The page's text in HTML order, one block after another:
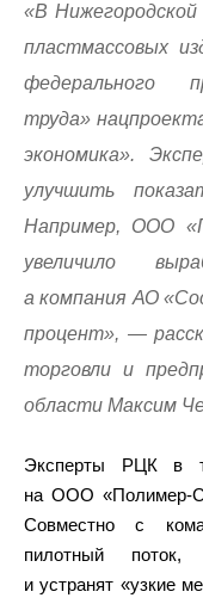
«В
пластмассовых
федерального
труда»
экономика».
улучшить
Например, ООО
увеличило
а компания АО
процент», —
торговли и
области Максим
Эксперты РЦК в
на ООО «Полимер-
Совместно с
пилотный поток,
и устранят «узкие